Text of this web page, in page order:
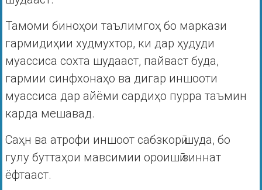
Тамоми биноҳои таълимгоҳ бо маркази
гармидиҳии худмухтор, ки дар ҳудуди
муассиса сохта шудааст, пайваст буда,
гармии синфхонаҳо ва дигар иншооти
муассиса дар айёми сардиҳо пурра таъмин
карда мешавад.
Саҳн ва атрофи иншоот сабзкорӣ шуда, бо
гулу буттаҳои мавсимии ороишӣ зиннат
ёфтааст.